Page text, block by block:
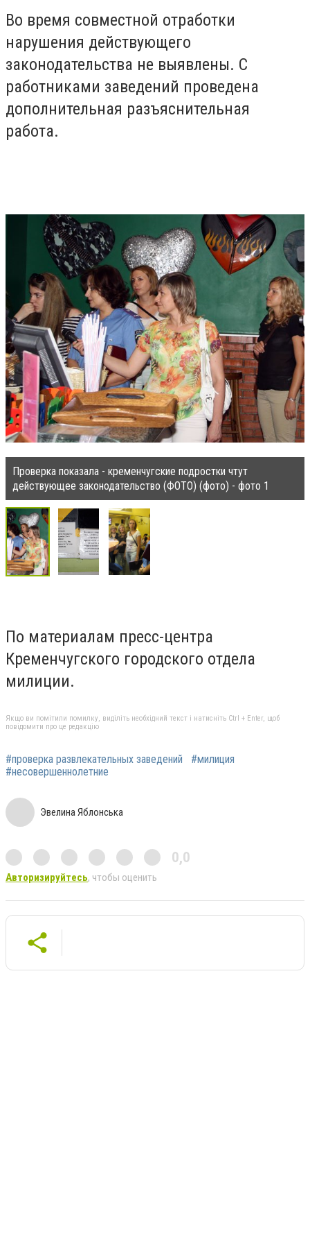
Во время совместной отработки
нарушения действующего
законодательства не выявлены. С
работниками заведений проведена
дополнительная разъяснительная
работа.
Проверка показала - кременчугские подростки чтут
действующее законодательство (ФОТО) (фото) - фото 1
По материалам пресс-центра
Кременчугского городского отдела
милиции.
Якщо ви помітили помилку, виділіть необхідний текст і натисніть Ctrl + Enter, щоб
повідомити про це редакцію
#проверка развлекательных заведений
#милиция
#несовершеннолетние
Эвелина Яблонська
0,0
Авторизируйтесь, чтобы оценить